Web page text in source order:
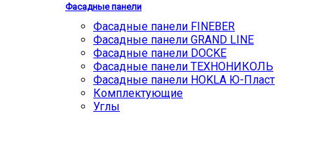
Фасадные панели
Фасадные панели FINEBER
Фасадные панели GRAND LINE
Фасадные панели DOCKE
Фасадные панели ТЕХНОНИКОЛЬ
Фасадные панели HOKLA Ю-Пласт
Комплектующие
Углы